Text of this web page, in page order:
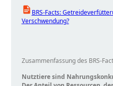
BRS-Facts:
Verschwendung?
Zusammenfassung des BRS-
Nutztiere sind